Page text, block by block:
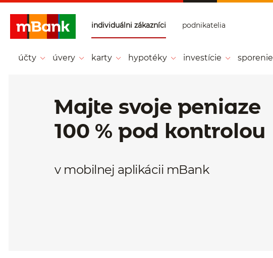
uálni zákazníci -
Hlavná stránka
individuálni zákazníci
účty úvery karty hypotéky investície sporenie
podnikatelia
Majte svoje peniaze
100 % pod kontrolou
v mobilnej aplikácii mBank